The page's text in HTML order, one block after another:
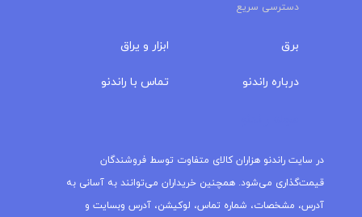
دسترسی سریع
برق
درباره‌ راندنو
ابزار و یراق
تماس با راندنو
در سایت راندنو هزاران کالای متفاوت توسط فروشندگان
قیمت‌گذاری می‌شود. همچنین خریداران می‌توانند به آسانی به
آدرس، مشخصات، شماره تماس، لوکیشن، آدرس وبسایت و